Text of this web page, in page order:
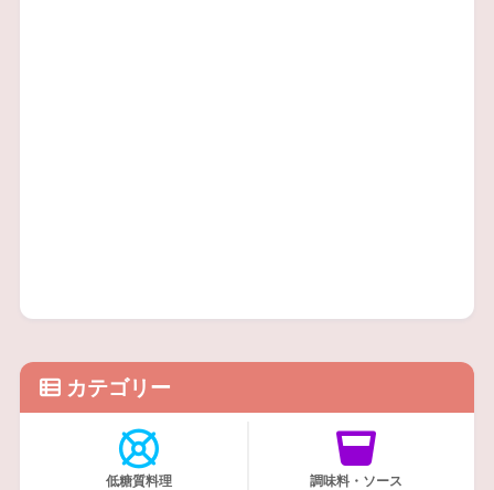
カテゴリー
低糖質料理 調味料・ソース